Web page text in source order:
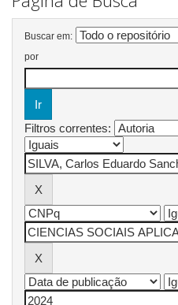
Buscar em:
por
Filtros correntes: